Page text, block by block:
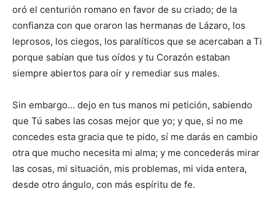
oró el centurión romano en favor de su criado; de la
confianza con que oraron las hermanas de Lázaro, los
leprosos, los ciegos, los paralíticos que se acercaban a Ti
porque sabían que tus oídos y tu Corazón estaban
siempre abiertos para oír y remediar sus males.
Sin embargo… dejo en tus manos mi petición, sabiendo
que Tú sabes las cosas mejor que yo; y que, si no me
concedes esta gracia que te pido, sí me darás en cambio
otra que mucho necesita mi alma; y me concederás mirar
las cosas, mi situación, mis problemas, mi vida entera,
desde otro ángulo, con más espíritu de fe.